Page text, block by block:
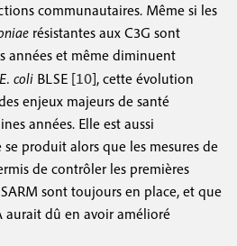
communautaires. Même si les
résistantes aux C3G sont
années et même diminuent
E. coli BLSE [10], cette évolution
enjeux majeurs de santé
années. Elle est aussi
produit alors que les mesures de
de contrôler les premières
sont toujours en place, et que
aurait dû en avoir amélioré